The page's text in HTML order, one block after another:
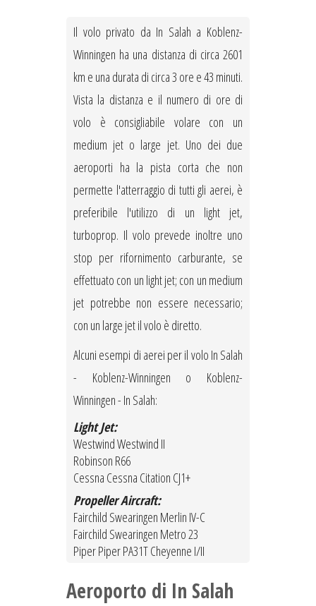
Il volo privato da In Salah a Koblenz-
Winningen ha una distanza di circa 2601
km e una durata di circa 3 ore e 43 minuti.
Vista la distanza e il numero di ore di
volo è consigliabile volare con un
medium jet o large jet. Uno dei due
aeroporti ha la pista corta che non
permette l'atterraggio di tutti gli aerei, è
preferibile l'utilizzo di un light jet,
turboprop. Il volo prevede inoltre uno
stop per rifornimento carburante, se
effettuato con un light jet; con un medium
jet potrebbe non essere necessario;
con un large jet il volo è diretto.
Alcuni esempi di aerei per il volo In Salah
- Koblenz-Winningen o Koblenz-
Winningen - In Salah:
Light Jet:
Westwind Westwind II
Robinson R66
Cessna Cessna Citation CJ1+
Propeller Aircraft:
Fairchild Swearingen Merlin IV-C
Fairchild Swearingen Metro 23
Piper Piper PA31T Cheyenne I/II
Aeroporto di In Salah